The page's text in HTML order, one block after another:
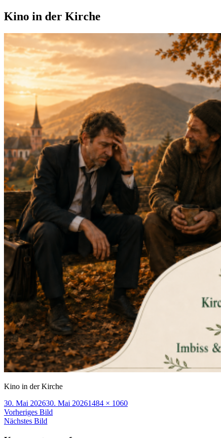
Kino in der Kirche
Kino in der Kirche
Veröffentlicht
am
30. Mai 202630. Mai 2026Volle
1484 × 1060
Vorheriges Bild
Nächstes Bild